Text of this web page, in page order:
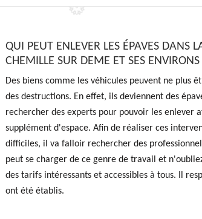
QUI PEUT ENLEVER LES ÉPAVES DANS
CHEMILLE SUR DEME ET SES
Des biens comme les véhicules peuvent ne plus
des destructions. En effet, ils deviennent des
rechercher des experts pour pouvoir les enlever
supplément d'espace. Afin de réaliser ces
difficiles, il va falloir rechercher des
peut se charger de ce genre de travail et
des tarifs intéressants et accessibles à tous. Il
ont été établis.